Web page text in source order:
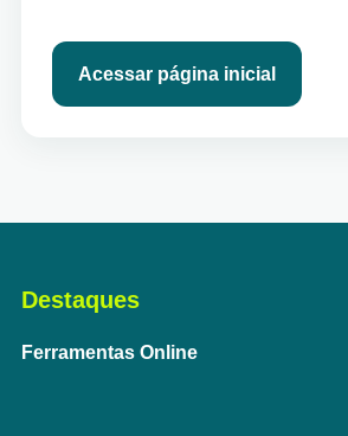
Acessar página inicial
Destaques
Ferramentas Online